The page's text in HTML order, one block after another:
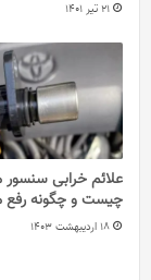
21 تیر 1401
علائم خرابی
چیست و چگونه
18 اردیبهشت 1403